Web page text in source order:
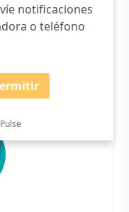
notificaciones
o teléfono
de don Jesús,